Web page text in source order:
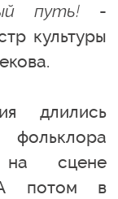
путь! -
культуры
длились
фольклора
сцене
А потом в